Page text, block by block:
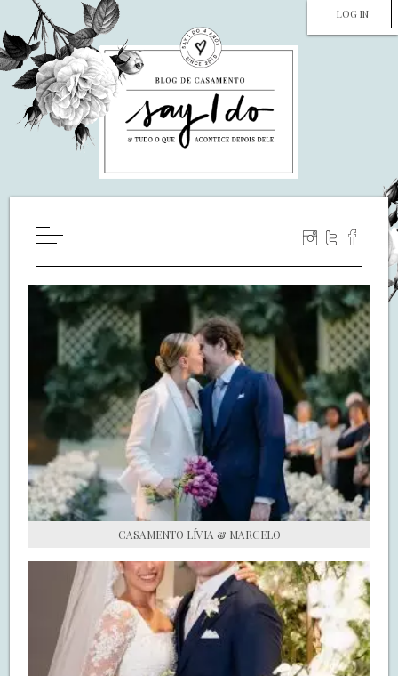
LOG IN
WILL YOU MARRY ME?
LUA DE MEL
COZINHA
DECORAÇÃO
DE NOIVA PRA NOIVA
S.O.S CASADAS
FALE COM O SAY I DO
CASAMENTO LÍVIA & MARCELO